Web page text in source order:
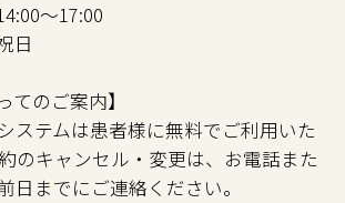
～17:00
日
てのご案内】
ステムは患者様に無料でご利用いた
のキャンセル・変更は、お電話また
日までにご連絡ください。